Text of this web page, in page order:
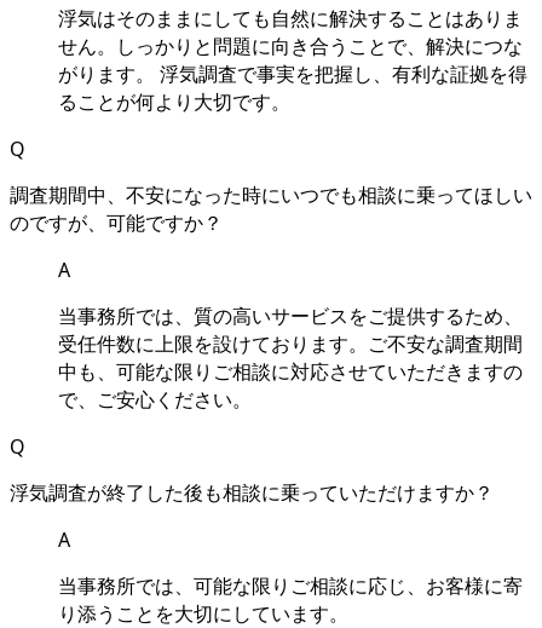
浮気はそのままにしても自然に解決することはありま
せん。しっかりと問題に向き合うことで、解決につな
がります。 浮気調査で事実を把握し、有利な証拠を得
ることが何より大切です。
Q
調査期間中、不安になった時にいつでも相談に乗ってほしい
のですが、可能ですか？
A
当事務所では、質の高いサービスをご提供するため、
受任件数に上限を設けております。ご不安な調査期間
中も、可能な限りご相談に対応させていただきますの
で、ご安心ください。
Q
浮気調査が終了した後も相談に乗っていただけますか？
A
当事務所では、可能な限りご相談に応じ、お客様に寄
り添うことを大切にしています。